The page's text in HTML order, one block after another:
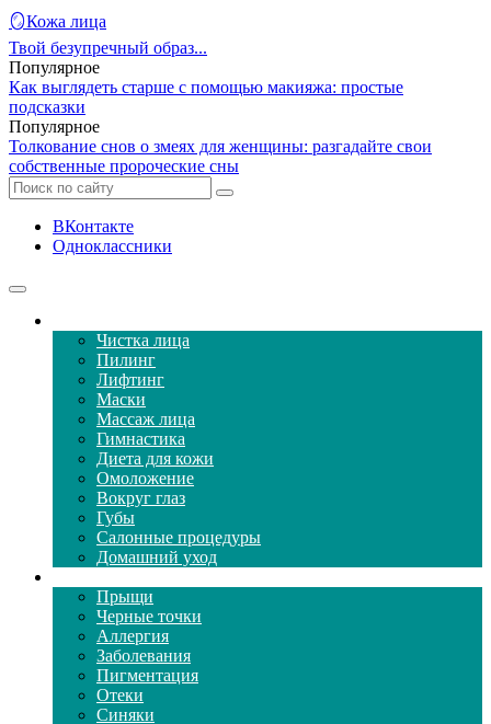
🪞Кожа лица
Твой безупречный образ...
Популярное
Как выглядеть старше с помощью макияжа: простые
подсказки
Популярное
Толкование снов о змеях для женщины: разгадайте свои
собственные пророческие сны
ВКонтакте
Одноклассники
Чистка лица
Пилинг
Лифтинг
Маски
Массаж лица
Гимнастика
Диета для кожи
Омоложение
Вокруг глаз
Губы
Салонные процедуры
Домашний уход
Прыщи
Черные точки
Аллергия
Заболевания
Пигментация
Отеки
Синяки